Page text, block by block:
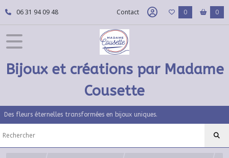
06 31 94 09 48 Contact 0 0
Bijoux et créations par Madame
Cousette
Des fleurs éternelles transformées en bijoux uniques.